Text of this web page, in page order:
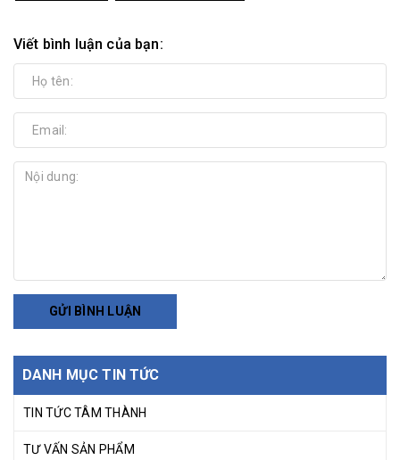
Viết bình luận của bạn:
GỬI BÌNH LUẬN
DANH MỤC TIN TỨC
TIN TỨC TÂM THÀNH
TƯ VẤN SẢN PHẨM